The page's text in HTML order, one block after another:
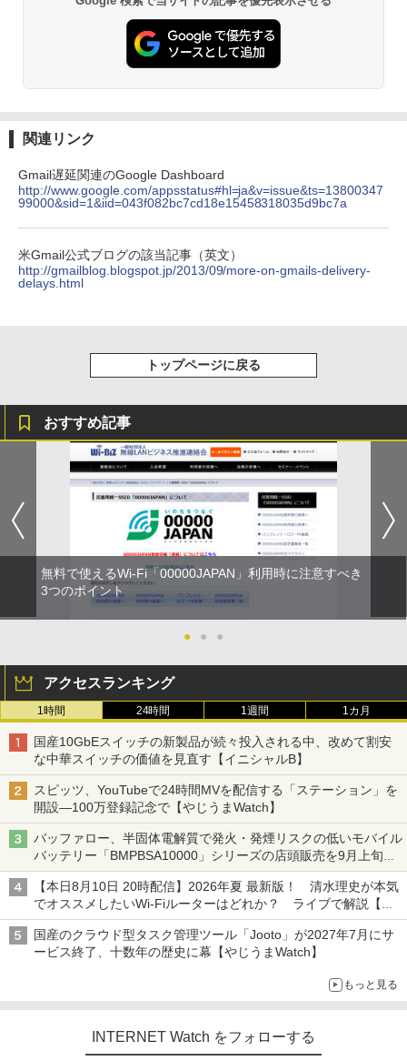
関連リンク
Gmail遅延関連のGoogle Dashboard
http://www.google.com/appsstatus#hl=ja&v=issue&ts=13800347
99000&sid=1&iid=043f082bc7cd18e15458318035d9bc7a
米Gmail公式ブログの該当記事（英文）
http://gmailblog.blogspot.jp/2013/09/more-on-gmails-delivery-
delays.html
トップページに戻る
おすすめ記事
無料で使えるWi-Fi「00000JAPAN」利用時に注意すべき
3つのポイント
● ● ●
アクセスランキング
1時間 24時間 1週間 1カ月
国産10GbEスイッチの新製品が続々投入される中、改めて割安
な中華スイッチの価値を見直す【イニシャルB】
スピッツ、YouTubeで24時間MVを配信する「ステーション」を
開設―100万登録記念で【やじうまWatch】
バッファロー、半固体電解質で発火・発煙リスクの低いモバイル
バッテリー「BMPBSA10000」シリーズの店頭販売を9月上旬に
開始
【本日8月10日 20時配信】2026年夏 最新版！ 清水理史が本気
でオススメしたいWi-Fiルーターはどれか？ ライブで解説【清
水理史の「イニシャルB」チャンネル】
国産のクラウド型タスク管理ツール「Jooto」が2027年7月にサ
ービス終了、十数年の歴史に幕【やじうまWatch】
もっと見る
INTERNET Watch をフォローする